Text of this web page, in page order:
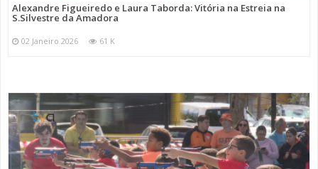
Alexandre Figueiredo e Laura Taborda: Vitória na Estreia na
S.Silvestre da Amadora
02 Janeiro 2026 61 K